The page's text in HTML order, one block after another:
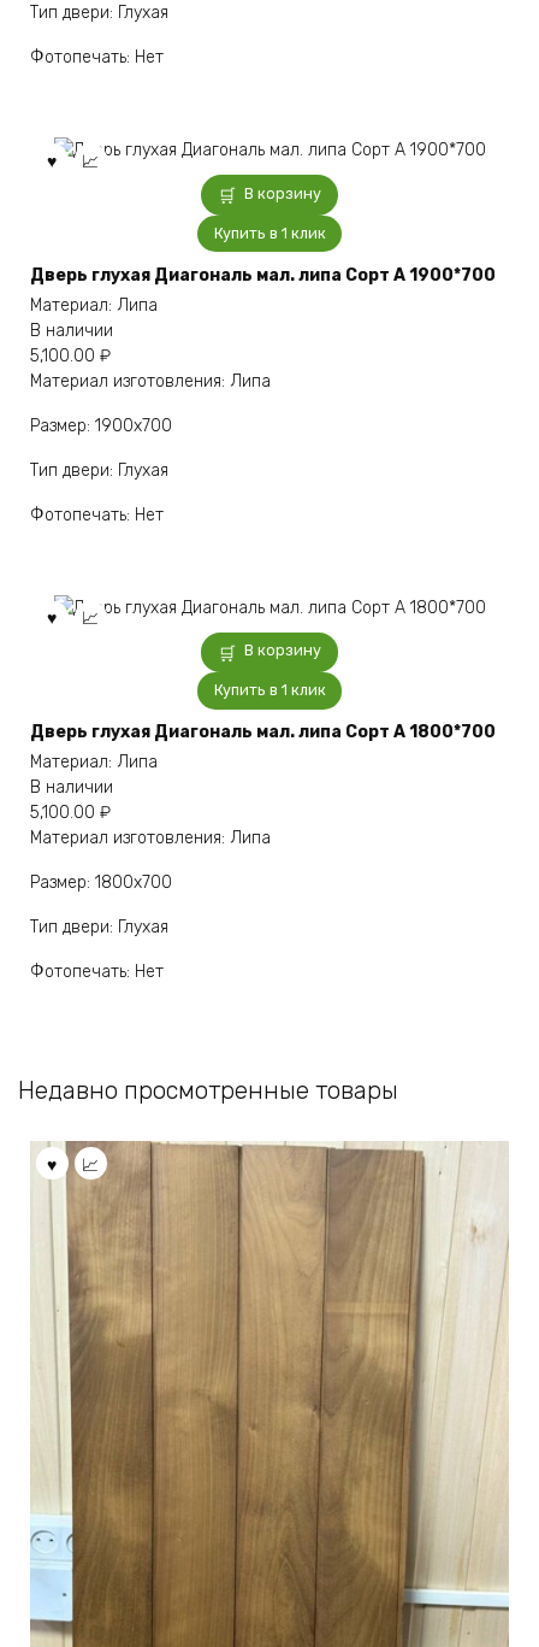
Тип двери: Глухая
Фотопечать: Нет
В корзину
Купить в 1 клик
Дверь глухая Диагональ мал. липа Сорт А 1900*700
Материал: Липа
В наличии
5,100.00 ₽
Материал изготовления: Липа
Размер: 1900х700
Тип двери: Глухая
Фотопечать: Нет
В корзину
Купить в 1 клик
Дверь глухая Диагональ мал. липа Сорт А 1800*700
Материал: Липа
В наличии
5,100.00 ₽
Материал изготовления: Липа
Размер: 1800х700
Тип двери: Глухая
Фотопечать: Нет
Недавно просмотренные товары